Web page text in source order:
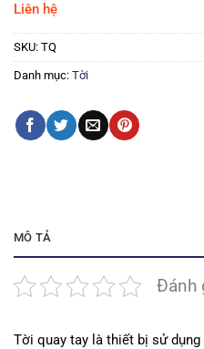
Liên hệ
SKU: TQ
Danh mục: Tời
MÔ TẢ
Đánh
Tời quay tay là thiết bị sử